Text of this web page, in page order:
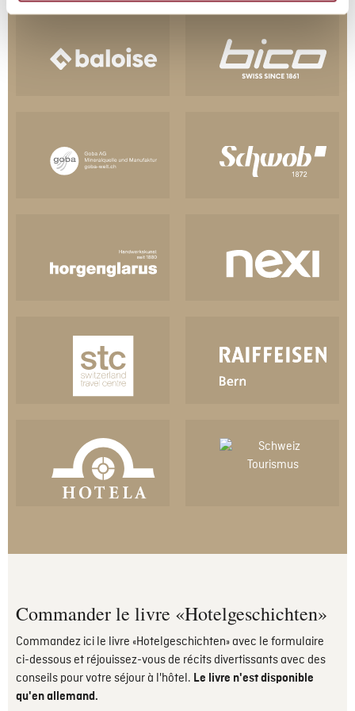
Commander le livre «Hotelgeschichten»
Commandez ici le livre «Hotelgeschichten» avec le formulaire
ci-dessous et réjouissez-vous de récits divertissants avec des
conseils pour votre séjour à l'hôtel. Le livre n'est disponible
qu'en allemand.